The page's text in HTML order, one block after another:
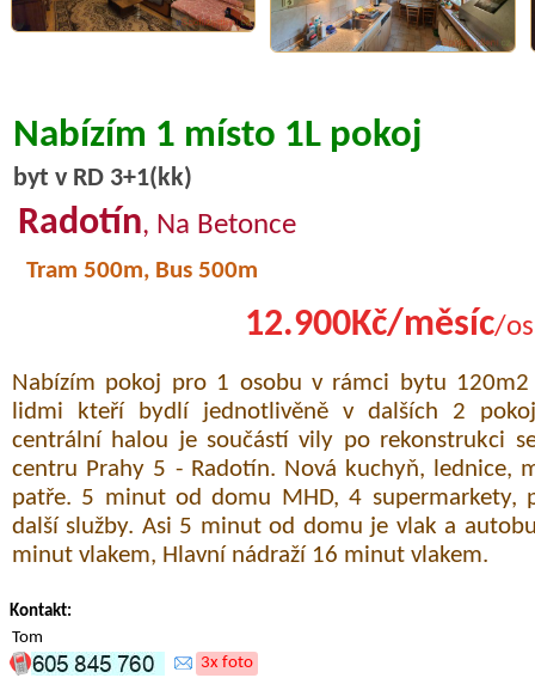
Nabízím 1 místo 1L pokoj
byt v RD 3+1(kk)
Radotín, Na Betonce
Tram 500m, Bus 500m
12.900Kč/měsíc/
Nabízím pokoj pro 1 osobu v rámci bytu
lidmi kteří bydlí jednotlivěně v dalších 2
centrální halou je součástí vily po rekonstrukci
centru Prahy 5 - Radotín. Nová kuchyň, lednice,
patře. 5 minut od domu MHD, 4 supermarkety,
další služby. Asi 5 minut od domu je vlak a
minut vlakem, Hlavní nádraží 16 minut vlakem.
Kontakt:
Tom
3x foto